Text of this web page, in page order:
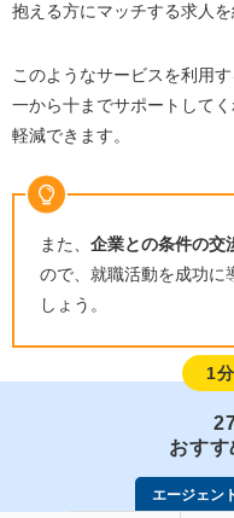
抱える方にマッチする求人
このようなサービスを利用
一から十までサポートして
軽減できます。
また、 企業との条件の交
ので、就職活動を成功に
しょう。
1
おすす
エージェン